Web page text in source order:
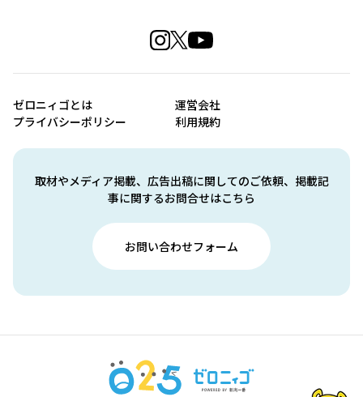
取材やメディア掲載、広告出稿に関してのご依頼、掲載記
事に関するお問合せはこちら
お問い合わせフォーム
ゼロニィゴとは
運営会社
プライバシーポリシー
利用規約